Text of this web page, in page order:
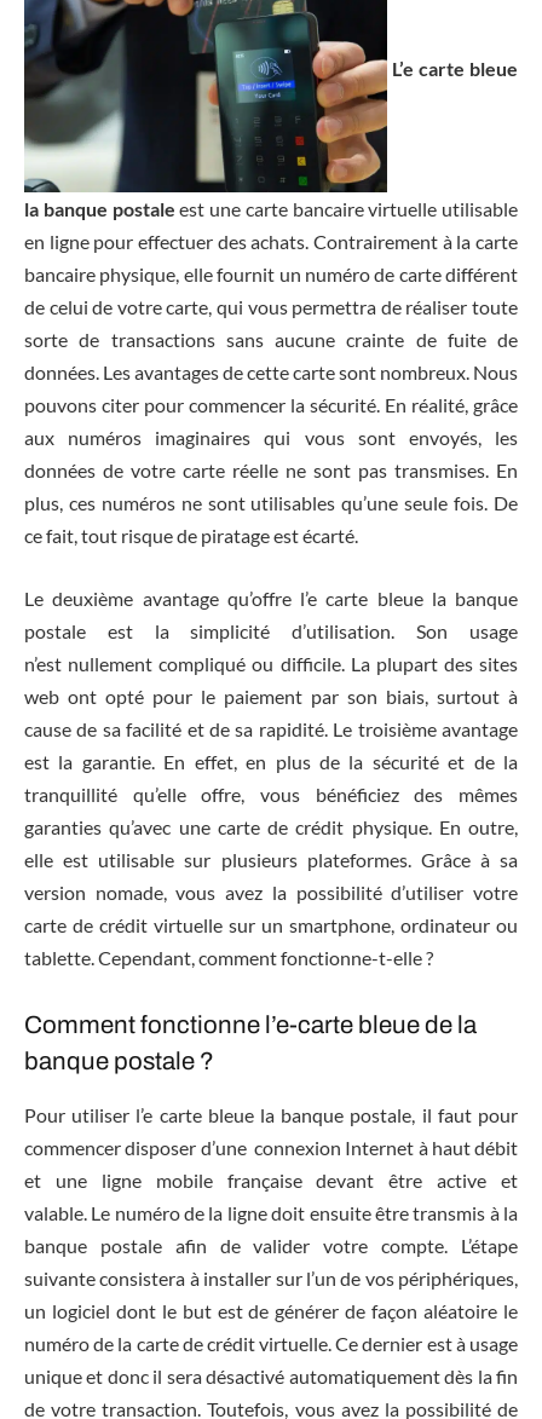
L’e carte bleue
la banque postale est une carte bancaire virtuelle utilisable
en ligne pour effectuer des achats. Contrairement à la carte
bancaire physique, elle fournit un numéro de carte différent
de celui de votre carte, qui vous permettra de réaliser toute
sorte de transactions sans aucune crainte de fuite de
données. Les avantages de cette carte sont nombreux. Nous
pouvons citer pour commencer la sécurité. En réalité, grâce
aux numéros imaginaires qui vous sont envoyés, les
données de votre carte réelle ne sont pas transmises. En
plus, ces numéros ne sont utilisables qu’une seule fois. De
ce fait, tout risque de piratage est écarté.
Le deuxième avantage qu’offre l’e carte bleue la banque
postale est la simplicité d’utilisation. Son usage
n’est nullement compliqué ou difficile. La plupart des sites
web ont opté pour le paiement par son biais, surtout à
cause de sa facilité et de sa rapidité. Le troisième avantage
est la garantie. En effet, en plus de la sécurité et de la
tranquillité qu’elle offre, vous bénéficiez des mêmes
garanties qu’avec une carte de crédit physique. En outre,
elle est utilisable sur plusieurs plateformes. Grâce à sa
version nomade, vous avez la possibilité d’utiliser votre
carte de crédit virtuelle sur un smartphone, ordinateur ou
tablette. Cependant, comment fonctionne-t-elle ?
Comment fonctionne l’e-carte bleuede la
banque postale ?
Pour utiliser l’e carte bleue la banque postale, il faut pour
commencer disposer d’une connexion Internet à haut débit
et une ligne mobile française devant être active et
valable. Le numéro de la ligne doit ensuite être transmis à la
banque postale afin de valider votre compte. L’étape
suivante consistera à installer sur l’un de vos périphériques,
un logiciel dont le but est de générer de façon aléatoire le
numéro de la carte de crédit virtuelle. Ce dernier est à usage
unique et donc il sera désactivé automatiquement dès la fin
de votre transaction. Toutefois, vous avez la possibilité de